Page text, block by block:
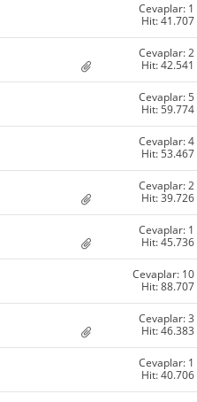
Cevaplar: 1
Hit: 41.707
Cevaplar: 2
Hit: 42.541
Cevaplar: 5
Hit: 59.774
Cevaplar: 4
Hit: 53.467
Cevaplar: 2
Hit: 39.726
Cevaplar: 1
Hit: 45.736
Cevaplar: 10
Hit: 88.707
Cevaplar: 3
Hit: 46.383
Cevaplar: 1
Hit: 40.706